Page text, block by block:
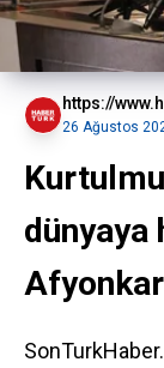
https://
26 Ağustos
dünyaya